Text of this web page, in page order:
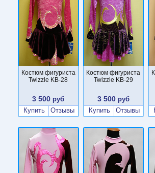
Костюм фигуриста
Twizzle KB-28
3 500 руб
Купить
Отзывы
Костюм фигуриста
Twizzle KB-29
3 500 руб
Купить
Отзывы